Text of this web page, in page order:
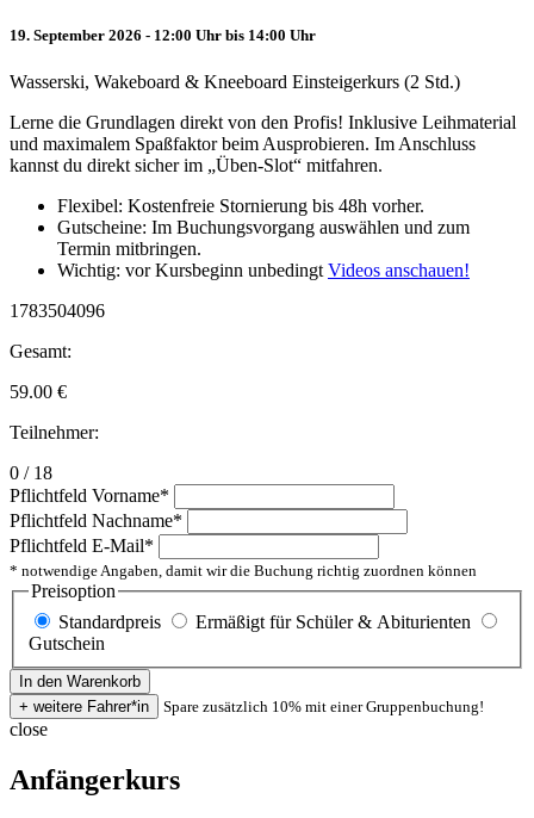
19. September 2026 - 12:00 Uhr bis 14:00 Uhr
Wasserski, Wakeboard & Kneeboard Einsteigerkurs (2 Std.)
Lerne die Grundlagen direkt von den Profis! Inklusive Leihmaterial
und maximalem Spaßfaktor beim Ausprobieren. Im Anschluss
kannst du direkt sicher im „Üben-Slot“ mitfahren.
Flexibel: Kostenfreie Stornierung bis 48h vorher.
Gutscheine: Im Buchungsvorgang auswählen und zum
Termin mitbringen.
Wichtig: vor Kursbeginn unbedingt Videos anschauen!
1783504096
Gesamt:
59.00 €
Teilnehmer:
0 / 18
Pflichtfeld Vorname*
Pflichtfeld Nachname*
Pflichtfeld E-Mail*
* notwendige Angaben, damit wir die Buchung richtig zuordnen können
Preisoption
Standardpreis
Ermäßigt für Schüler & Abiturienten
Gutschein
Spare zusätzlich 10% mit einer Gruppenbuchung!
close
Anfängerkurs